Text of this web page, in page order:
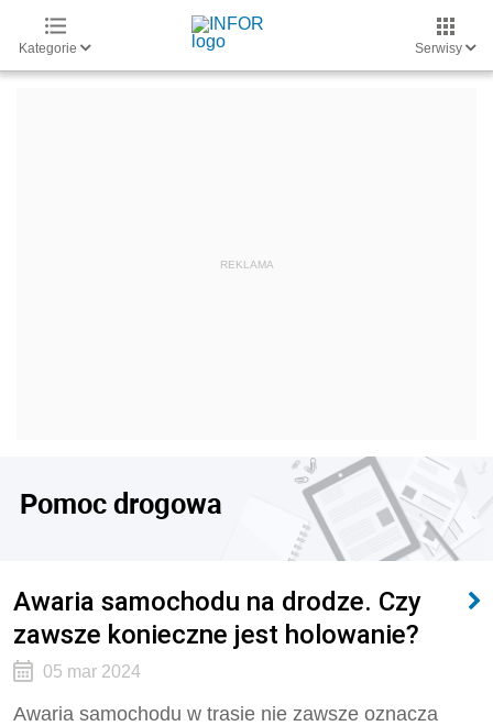
Kategorie Serwisy
Pomoc drogowa
Awaria samochodu na drodze. Czy
zawsze konieczne jest holowanie?
05 mar 2024
Awaria samochodu w trasie nie zawsze oznacza